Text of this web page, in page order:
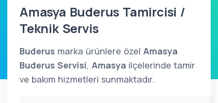
Amasya Buderus Tamircisi /
Teknik Servis
Buderus marka ürünlere özel Amasya
Buderus Servisi, Amasya ilçelerinde tamir
ve bakım hizmetleri sunmaktadır.